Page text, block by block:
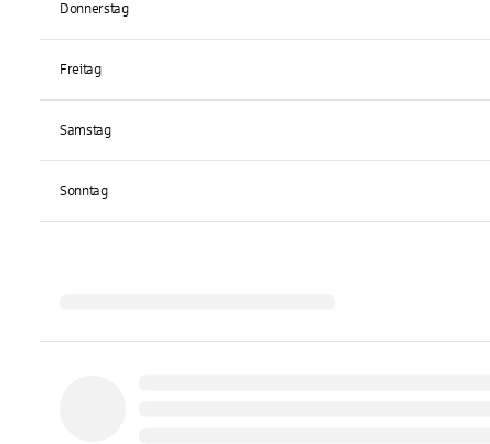
Donnerstag
Freitag
Samstag
Sonntag